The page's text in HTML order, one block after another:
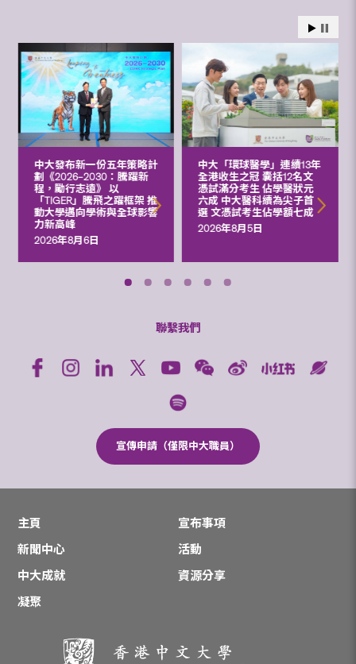
中大發布新一份五年策略計
劃《2026‒2030：騰躍新
程，勵行志遠》 以
「TIGER」騰飛之躍框架 推
動大學邁向學術與全球影響
力新高峰
2026年8月6日
中大「環球醫學」連續13年
全港收生之冠 囊括12名文
憑試滿分考生 佔學醫狀元
六成 中大醫科續為尖子首
選 文憑試考生佔學額七成
2026年8月5日
聯繫我們
宣傳申請（僅限中大職員）
主頁
宣布事項
新聞中心
活動
中大成就
資源分享
凝聚